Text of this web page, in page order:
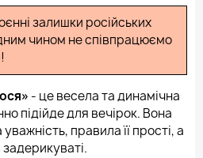
залишки російських
чином не співпрацюємо
- це весела та динамічна
підійде для вечірок. Вона
правила її прості, а